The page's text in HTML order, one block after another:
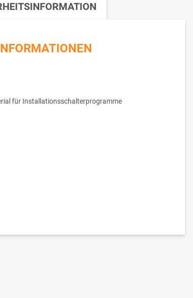
für Installationsschalterprogramme